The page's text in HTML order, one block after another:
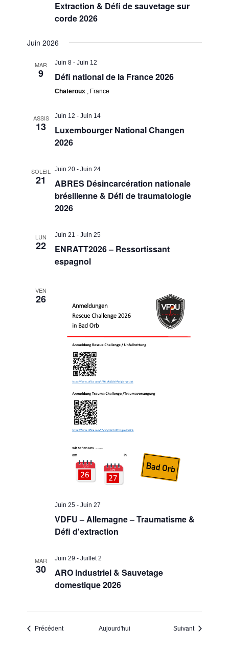
Extraction & Défi de sauvetage sur
corde 2026
Juin 2026
MAR
9
Juin 8 -Juin 12
Défi national de la France 2026
Chateroux , France
ASSIS
13
Juin 12 -Juin 14
Luxembourger National Changen
2026
SOLEIL
21
Juin 20 -Juin 24
ABRES Désincarcération nationale
brésilienne & Défi de traumatologie
2026
LUN
22
Juin 21 -Juin 25
ENRATT2026 – Ressortissant
espagnol
VEN
26
Juin 25 -Juin 27
VDFU – Allemagne – Traumatisme &
Défi d'extraction
MAR
30
Juin 29 -Juillet 2
ARO Industriel & Sauvetage
domestique 2026
PrécédentÉvénements Aujourd'hui SuivantÉvénements